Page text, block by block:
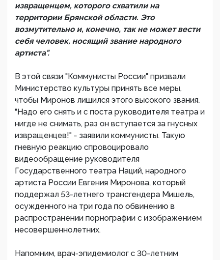
извращенцем, которого схватили на
территории Брянской области. Это
возмутительно и, конечно, так не может вести
себя человек, носящий звание народного
артиста".
В этой связи "Коммунисты России" призвали
Министерство культуры принять все меры,
чтобы Миронов лишился этого высокого звания.
"Надо его снять и с поста руководителя театра и
нигде не снимать, раз он вступается за гнусных
извращенцев!" - заявили коммунисты. Такую
гневную реакцию спровоцировало
видеообращение руководителя
Государственного театра Наций, народного
артиста России Евгения Миронова, который
поддержал 53-летнего трансгендера Мишель,
осужденного на три года по обвинению в
распространении порнографии с изображением
несовершеннолетних.
Напомним, врач-эпидемиолог с 30-летним